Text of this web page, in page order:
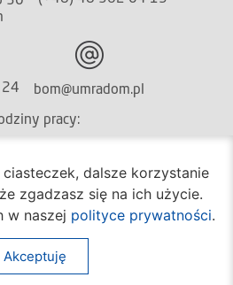
bom@umradom.pl
pracy:
– piątek
7:30 – 16:30
wydziały
– piątek
7:30 – 15:30
dalsze korzystanie
zgadzasz się na ich użycie.
w naszej polityce prywatności.
Akceptuję